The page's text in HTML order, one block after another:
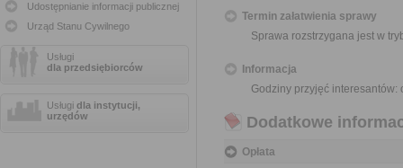
Udostępnianie informacji publicznej
Urząd Stanu Cywilnego
Usługi
dla przedsiębiorców
Usługi dla instytucji,
urzędów
Termin załatwienia sprawy
Sprawa rozstrzygana jest w
Informacja
Godziny przyjęć interesantów:
Dodatkowe
Opłata